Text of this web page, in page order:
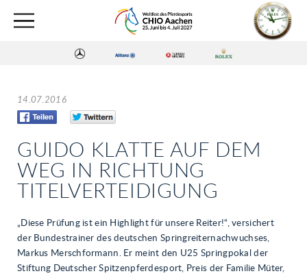
14.07.2016
GUIDO KLATTE AUF DEM
WEG IN RICHTUNG
TITELVERTEIDIGUNG
„Diese Prüfung ist ein Highlight für unsere Reiter!“, versichert
der Bundestrainer des deutschen Springreiternachwuchses,
Markus Merschformann. Er meint den U25 Springpokal der
Stiftung Deutscher Spitzenpferdesport, Preis der Familie Müter,